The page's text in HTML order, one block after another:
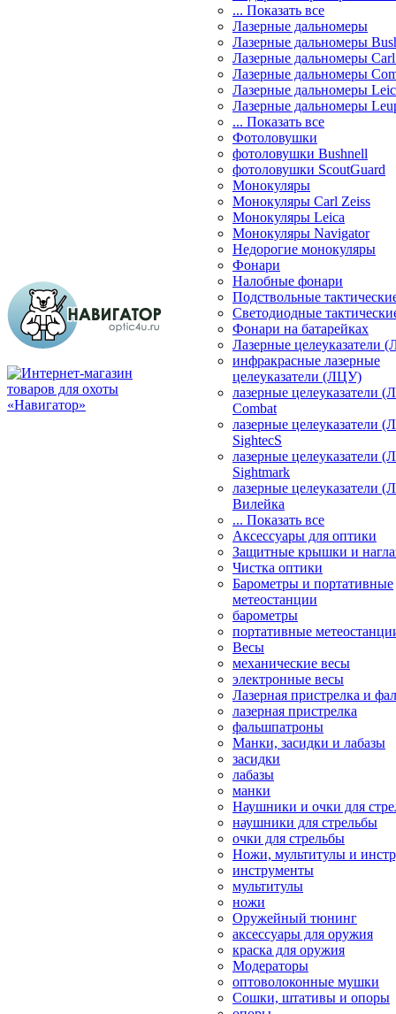
... Показать все
Лазерные дальномеры
Лазерные дальномеры
Лазерные дальномеры
Лазерные дальномеры
Лазерные дальномеры
Лазерные дальномеры
... Показать все
Фотоловушки
фотоловушки Bushnell
фотоловушки ScoutGuard
Монокуляры
Монокуляры Carl Zeiss
Монокуляры Leica
Монокуляры Navigator
Недорогие монокуляры
Фонари
Налобные фонари
Подствольные
Светодиодные
Фонари на батарейках
Лазерные целеуказатели
инфракрасные лазерные
целеуказатели (ЛЦУ)
лазерные целеуказатели
Combat
лазерные целеуказатели
SightecS
лазерные целеуказатели
Sightmark
лазерные целеуказатели
Вилейка
... Показать все
Аксессуары для оптики
Защитные крышки и
Чистка оптики
Барометры и портативные
метеостанции
барометры
портативные
Весы
механические весы
электронные весы
Лазерная пристрелка и
лазерная пристрелка
фальшпатроны
Манки, засидки и лабазы
засидки
лабазы
манки
Наушники и очки для
наушники для стрельбы
очки для стрельбы
Ножи, мультитулы и
инструменты
мультитулы
ножи
Оружейный тюнинг
аксессуары для оружия
краска для оружия
Модераторы
оптоволоконные мушки
Сошки, штативы и опоры